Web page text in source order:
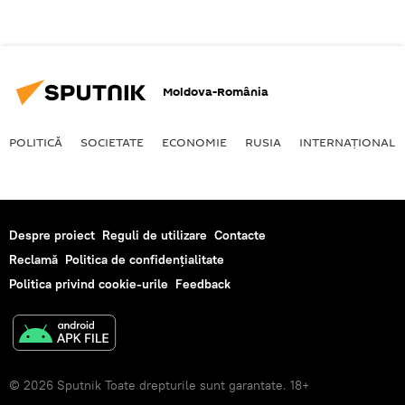
Moldova-România
POLITICĂ SOCIETATE ECONOMIE RUSIA INTERNAŢIONAL
Despre proiect Reguli de utilizare Contacte
Reclamă Politica de confidențialitate
Politica privind cookie-urile Feedback
© 2026 Sputnik Toate drepturile sunt garantate. 18+